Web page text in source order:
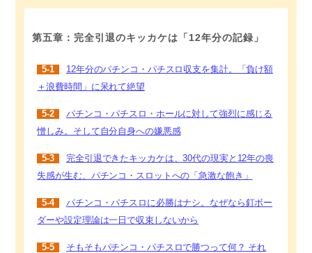
第五章：完全引退のキッカケは「12年分の記録」
5-1
12年分のパチンコ・パチスロ収支を集計。「負け額
＋浪費時間」に呆れて絶望
5-2
パチンコ・パチスロ・ホールに対して強烈に感じる
憎しみ。そして自分自身への嫌悪感
5-3
完全引退できたキッカケは、30代の現実と12年の喪
失感が生む、パチンコ・スロットへの「急激な飽き」
5-4
パチンコ・パチスロに必勝はナシ。なぜなら釘ボー
ダーや設定理論は一日で収束しないから
5-5
そもそもパチンコ・パチスロで勝つって何？ それ